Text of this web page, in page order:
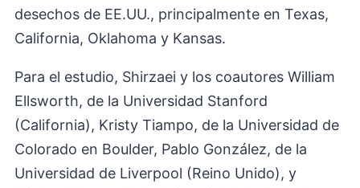
desechos de EE.UU., principalmente en Texas,
California, Oklahoma y Kansas.
Para el estudio, Shirzaei y los coautores William
Ellsworth, de la Universidad Stanford
(California), Kristy Tiampo, de la Universidad de
Colorado en Boulder, Pablo González, de la
Universidad de Liverpool (Reino Unido), y